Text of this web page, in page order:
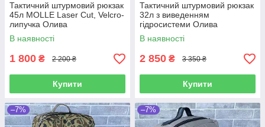
Тактичний штурмовий рюкзак
45л MOLLE Laser Cut, Velcro-
липучка Олива
В наявності
1 800 ₴ 2 200 ₴
Купити
Тактичний штурмовий рюкзак
32л з виведенням
гідросистеми Олива
В наявності
2 850 ₴ 3 350 ₴
Купити
–7% –7%